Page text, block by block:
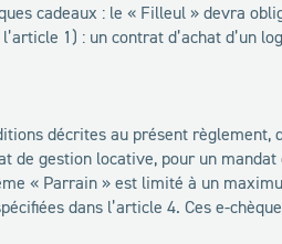
cadeaux : le « Filleul » devra
1) : un contrat d’achat d’un
décrites au présent règlement,
de gestion locative, pour un
« Parrain » est limité à un
dans l’article 4. Ces e-